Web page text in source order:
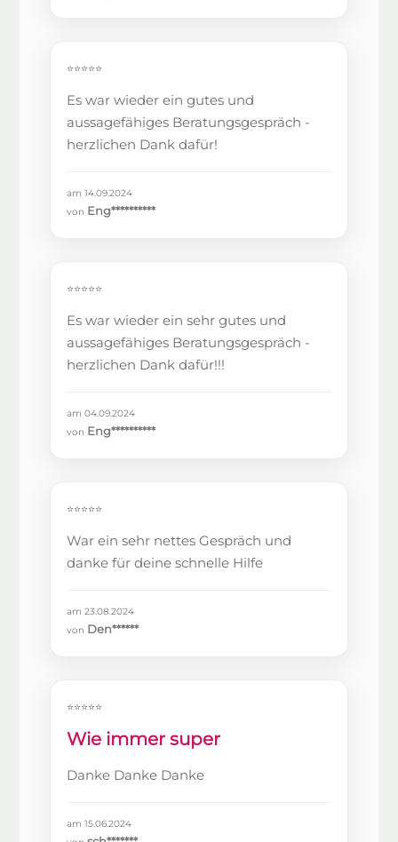
⭐⭐⭐⭐⭐
Es war wieder ein gutes und
aussagefähiges Beratungsgespräch -
herzlichen Dank dafür!
am 14.09.2024
von Eng**********
⭐⭐⭐⭐⭐
Es war wieder ein sehr gutes und
aussagefähiges Beratungsgespräch -
herzlichen Dank dafür!!!
am 04.09.2024
von Eng**********
⭐⭐⭐⭐⭐
War ein sehr nettes Gespräch und
danke für deine schnelle Hilfe
am 23.08.2024
von Den******
⭐⭐⭐⭐⭐
Wie immer super
Danke Danke Danke
am 15.06.2024